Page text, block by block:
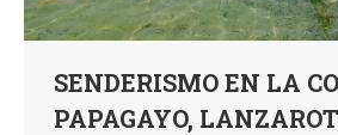
SENDERISMO EN LA
PAPAGAYO,